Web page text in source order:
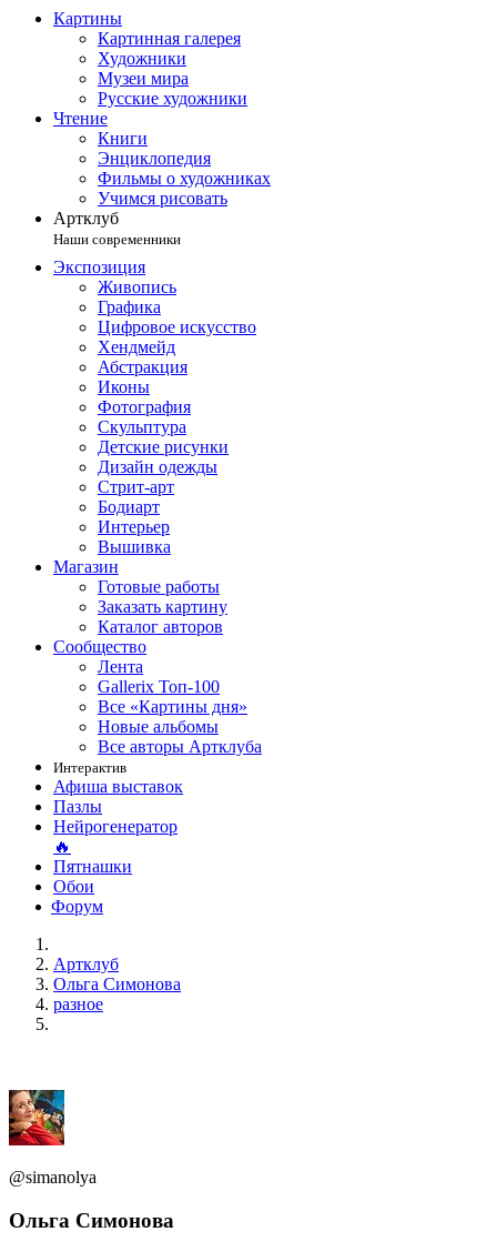
Картины
Картинная галерея
Художники
Музеи мира
Русские художники
Чтение
Книги
Энциклопедия
Фильмы о художниках
Учимся рисовать
Артклуб
Наши современники
Экспозиция
Живопись
Графика
Цифровое искусство
Хендмейд
Абстракция
Иконы
Фотография
Скульптура
Детские рисунки
Дизайн одежды
Стрит-арт
Бодиарт
Интерьер
Вышивка
Магазин
Готовые работы
Заказать картину
Каталог авторов
Сообщество
Лента
Gallerix Топ-100
Все «Картины дня»
Новые альбомы
Все авторы Артклуба
Интерактив
Афиша выставок
Пазлы
Нейрогенератор
🔥
Пятнашки
Обои
Форум
Артклуб
Ольга Симонова
разное
@simanolya
Ольга Симонова